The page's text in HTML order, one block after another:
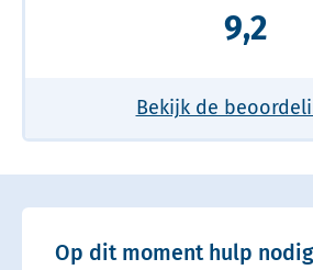
9,2
Bekijk de
Op dit moment hulp